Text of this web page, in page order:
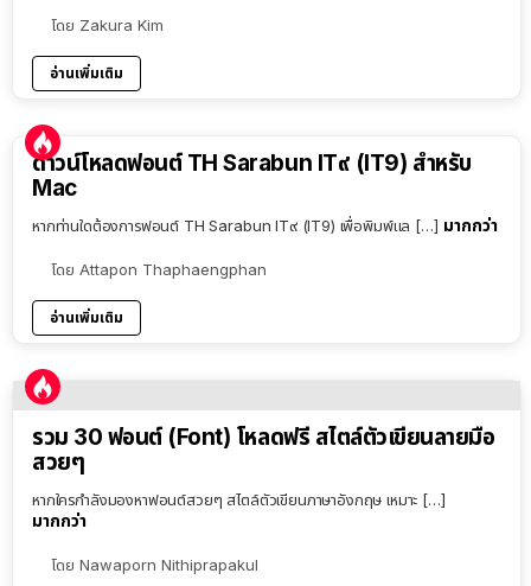
โดย Zakura Kim
อ่านเพิ่มเติม
ดาวน์โหลดฟอนต์ TH Sarabun IT๙ (IT9) สำหรับ
Mac
หากท่านใดต้องการฟอนต์ TH Sarabun IT๙ (IT9) เพื่อพิมพ์แล […] มากกว่า
โดย Attapon Thaphaengphan
อ่านเพิ่มเติม
รวม 30 ฟอนต์ (Font) โหลดฟรี สไตล์ตัวเขียนลายมือ
สวยๆ
หากใครกำลังมองหาฟอนต์สวยๆ สไตล์ตัวเขียนภาษาอังกฤษ เหมาะ […]
มากกว่า
โดย Nawaporn Nithiprapakul